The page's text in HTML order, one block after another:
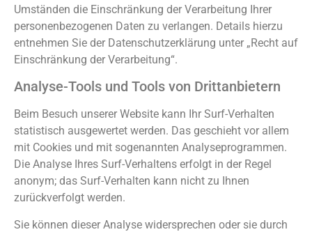
Umständen die Einschränkung der Verarbeitung Ihrer
personenbezogenen Daten zu verlangen. Details hierzu
entnehmen Sie der Datenschutzerklärung unter „Recht auf
Einschränkung der Verarbeitung“.
Analyse-Tools und Tools von Drittanbietern
Beim Besuch unserer Website kann Ihr Surf-Verhalten
statistisch ausgewertet werden. Das geschieht vor allem
mit Cookies und mit sogenannten Analyseprogrammen.
Die Analyse Ihres Surf-Verhaltens erfolgt in der Regel
anonym; das Surf-Verhalten kann nicht zu Ihnen
zurückverfolgt werden.
Sie können dieser Analyse widersprechen oder sie durch